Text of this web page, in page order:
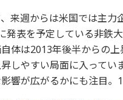
来週からは米国では主
発表を予定している非鉄
体は2013年後半からの
しやすい局面に入ってい
影響が広がるかにも注目。